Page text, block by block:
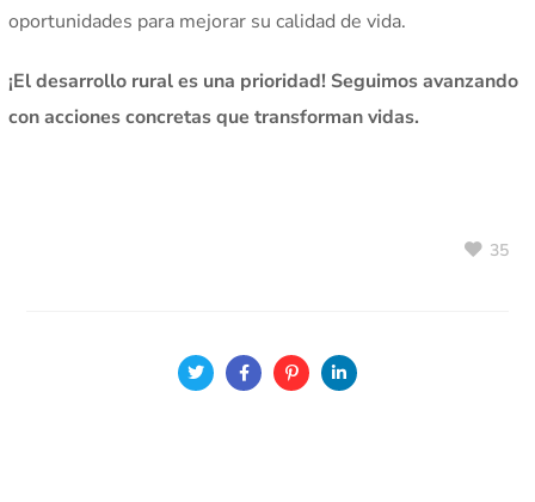
oportunidades para mejorar su calidad de vida.
¡El desarrollo rural es una prioridad! Seguimos avanzando
con acciones concretas que transforman vidas.
35